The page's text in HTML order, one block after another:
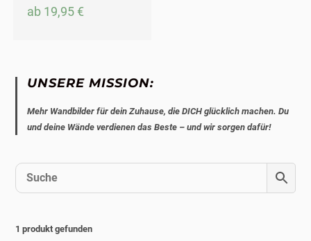
ab 19,95 €
UNSERE MISSION:
Mehr Wandbilder für dein Zuhause, die DICH glücklich machen. Du
und deine Wände verdienen das Beste – und wir sorgen dafür!
1 produkt gefunden